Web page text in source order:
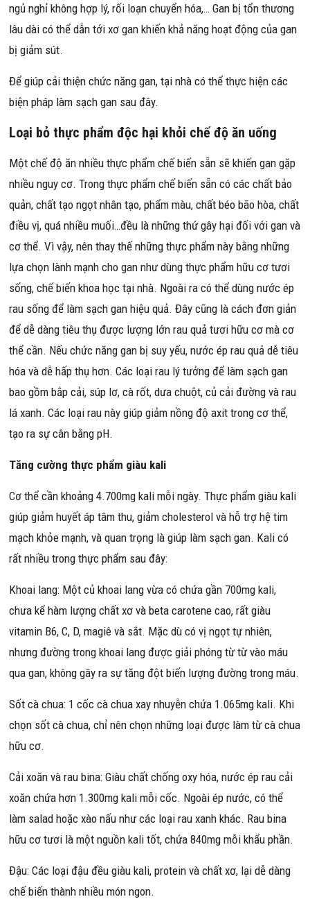
ngủ nghỉ không hợp lý, rối loạn chuyển hóa,… Gan bị tổn thương
lâu dài có thể dẫn tới xơ gan khiến khả năng hoạt động của gan
bị giảm sút.
Để giúp cải thiện chức năng gan, tại nhà có thể thực hiện các
biện pháp làm sạch gan sau đây.
Loại bỏ thực phẩm độc hại khỏi chế độ ăn uống
Một chế độ ăn nhiều thực phẩm chế biến sẵn sẽ khiến gan gặp
nhiều nguy cơ. Trong thực phẩm chế biến sẵn có các chất bảo
quản, chất tạo ngọt nhân tạo, phẩm màu, chất béo bão hòa, chất
điều vị, quá nhiều muối…đều là những thứ gây hại đối với gan và
cơ thể. Vì vậy, nên thay thế những thực phẩm này bằng những
lựa chọn lành mạnh cho gan như dùng thực phẩm hữu cơ tươi
sống, chế biến khoa học tại nhà. Ngoài ra có thể dùng nước ép
rau sống để làm sạch gan hiệu quả. Đây cũng là cách đơn giản
để dễ dàng tiêu thụ được lượng lớn rau quả tươi hữu cơ mà cơ
thể cần. Nếu chức năng gan bị suy yếu, nước ép rau quả dễ tiêu
hóa và dễ hấp thụ hơn. Các loại rau lý tưởng để làm sạch gan
bao gồm bắp cải, súp lơ, cà rốt, dưa chuột, củ cải đường và rau
lá xanh. Các loại rau này giúp giảm nồng độ axit trong cơ thể,
tạo ra sự cân bằng pH.
Tăng cường thực phẩm giàu kali
Cơ thể cần khoảng 4.700mg kali mỗi ngày. Thực phẩm giàu kali
giúp giảm huyết áp tâm thu, giảm cholesterol và hỗ trợ hệ tim
mạch khỏe mạnh, và quan trọng là giúp làm sạch gan. Kali có
rất nhiều trong thực phẩm sau đây:
Khoai lang: Một củ khoai lang vừa có chứa gần 700mg kali,
chưa kể hàm lượng chất xơ và beta carotene cao, rất giàu
vitamin B6, C, D, magiê và sắt. Mặc dù có vị ngọt tự nhiên,
nhưng đường trong khoai lang được giải phóng từ từ vào máu
qua gan, không gây ra sự tăng đột biến lượng đường trong máu.
Sốt cà chua: 1 cốc cà chua xay nhuyễn chứa 1.065mg kali. Khi
chọn sốt cà chua, chỉ nên chọn những loại được làm từ cà chua
hữu cơ.
Cải xoăn và rau bina: Giàu chất chống oxy hóa, nước ép rau cải
xoăn chứa hơn 1.300mg kali mỗi cốc. Ngoài ép nước, có thể
làm salad hoặc xào nấu như các loại rau xanh khác. Rau bina
hữu cơ tươi là một nguồn kali tốt, chứa 840mg mỗi khẩu phần.
Đậu: Các loại đậu đều giàu kali, protein và chất xơ, lại dễ dàng
chế biến thành nhiều món ngon.